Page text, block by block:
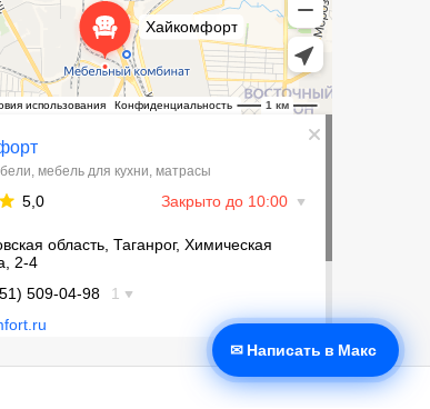
✉ Написать в Макс